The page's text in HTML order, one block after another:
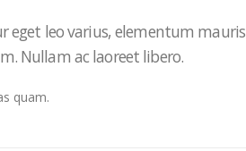
eget leo varius, elementum mauris
Nullam ac laoreet libero.
quam.